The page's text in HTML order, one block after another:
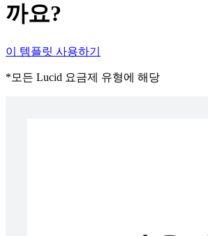
까요?
이 템플릿 사용하기
*모든 Lucid 요금제 유형에 해당